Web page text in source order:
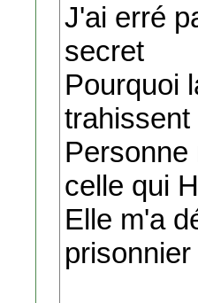
J'ai erré
secret
Pourquoi
trahissent
Personne
celle qui
Elle m'a
prisonnier